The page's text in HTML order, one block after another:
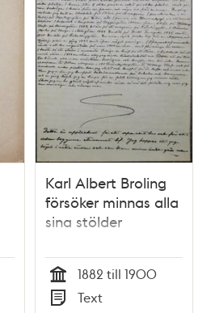
Karl Albert Broling
försöker minnas alla
sina stölder
Tid
1882 till 1900
Text